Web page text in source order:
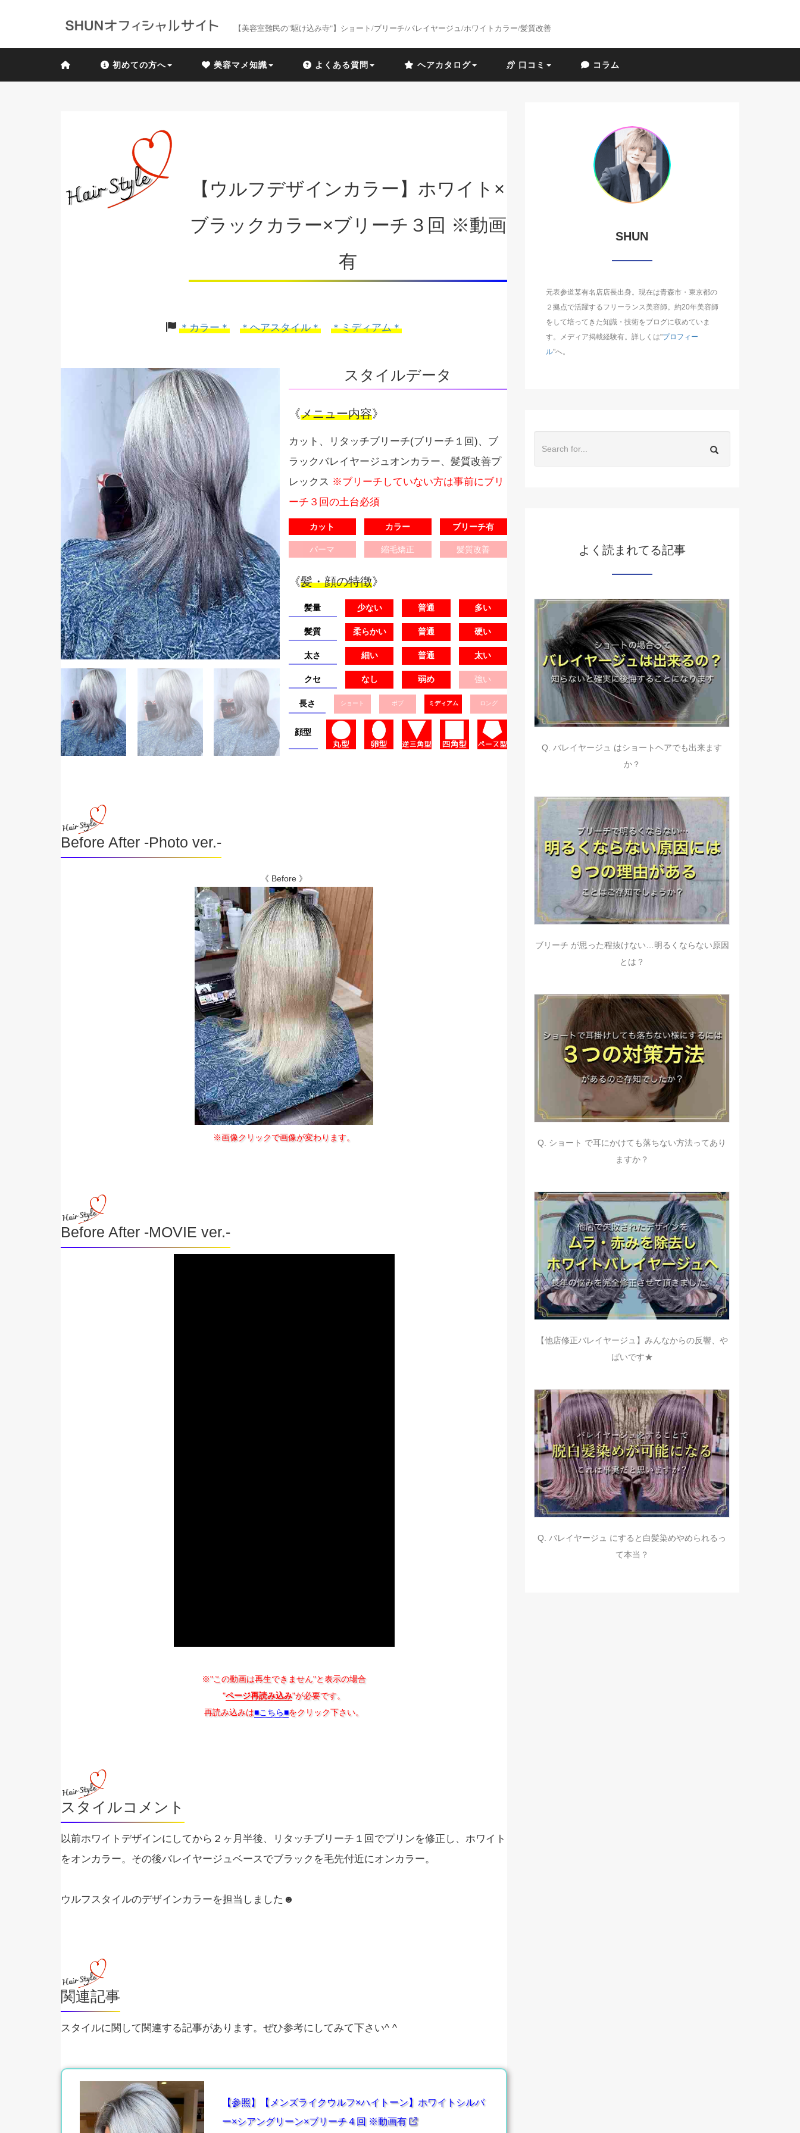
【美容室難民の"駆け込み寺"】ショート/ブリーチ/バレイヤージュ/ホワイトカラー/髪質改善
初めての方へ 美容マメ知識 よくある質問 ヘアカタログ 口コミ コラム
【ウルフデザインカラー】ホワイト×
ブラックカラー×ブリーチ３回 ※動画
有
＊カラー＊ ＊ヘアスタイル＊ ＊ミディアム＊
スタイルデータ
《メニュー内容》
カット、リタッチブリーチ(ブリーチ１回)、ブ
ラックバレイヤージュオンカラー、髪質改善プ
レックス ※ブリーチしていない方は事前にブリ
ーチ３回の土台必須
カット カラー ブリーチ有
パーマ 縮毛矯正 髪質改善
《髪・顔の特徴》
髪量 少ない 普通 多い
髪質 柔らかい 普通 硬い
太さ 細い 普通 太い
クセ なし 弱め 強い
長さ ショート ボブ ミディアム ロング
顔型
Before After -Photo ver.-
《 Before 》
※画像クリックで画像が変わります。
Before After -MOVIE ver.-
※"この動画は再生できません"と表示の場合
"ページ再読み込み"が必要です。
再読み込みは■こちら■をクリック下さい。
スタイルコメント
以前ホワイトデザインにしてから２ヶ月半後、リタッチブリーチ１回でプリンを修正し、ホワイト
をオンカラー。その後バレイヤージュベースでブラックを毛先付近にオンカラー。
ウルフスタイルのデザインカラーを担当しました☻
関連記事
スタイルに関して関連する記事があります。ぜひ参考にしてみて下さい^ ^
【参照】【メンズライクウルフ×ハイトーン】ホワイトシルバ
ー×シアングリーン×ブリーチ４回 ※動画有
SHUN
元表参道某有名店店長出身。現在は青森市・東京都の
２拠点で活躍するフリーランス美容師。約20年美容師
をして培ってきた知識・技術をブログに収めていま
す。メディア掲載経験有。詳しくは"プロフィー
ル"へ。
よく読まれてる記事
Q. バレイヤージュ はショートヘアでも出来ます
か？
ブリーチ が思った程抜けない…明るくならない原因
とは？
Q. ショート で耳にかけても落ちない方法ってあり
ますか？
【他店修正バレイヤージュ】みんなからの反響、や
ばいです★
Q. バレイヤージュ にすると白髪染めやめられるっ
て本当？